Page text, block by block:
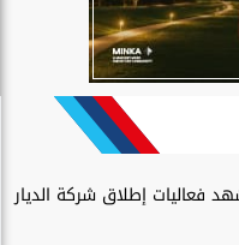
فعاليات إطلاق شركة الديار